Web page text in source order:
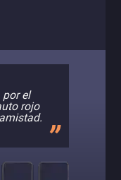
el
rojo